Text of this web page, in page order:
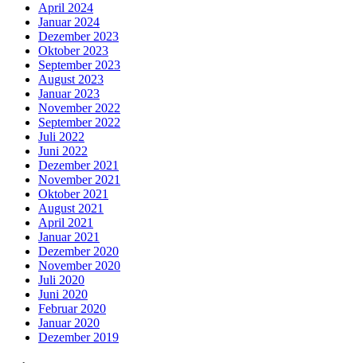
April 2024
Januar 2024
Dezember 2023
Oktober 2023
September 2023
August 2023
Januar 2023
November 2022
September 2022
Juli 2022
Juni 2022
Dezember 2021
November 2021
Oktober 2021
August 2021
April 2021
Januar 2021
Dezember 2020
November 2020
Juli 2020
Juni 2020
Februar 2020
Januar 2020
Dezember 2019